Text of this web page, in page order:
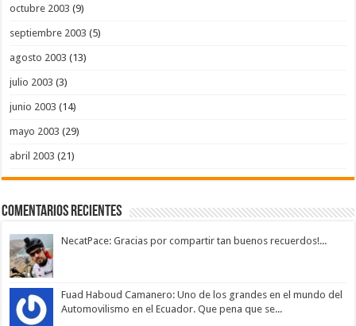
octubre 2003 (9)
septiembre 2003 (5)
agosto 2003 (13)
julio 2003 (3)
junio 2003 (14)
mayo 2003 (29)
abril 2003 (21)
Comentarios Recientes
NecatPace: Gracias por compartir tan buenos recuerdos!...
Fuad Haboud Camanero: Uno de los grandes en el mundo del
Automovilismo en el Ecuador. Que pena que se...